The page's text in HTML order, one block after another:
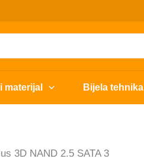
materijal Bijela tehnika
3D NAND 2.5 SATA 3